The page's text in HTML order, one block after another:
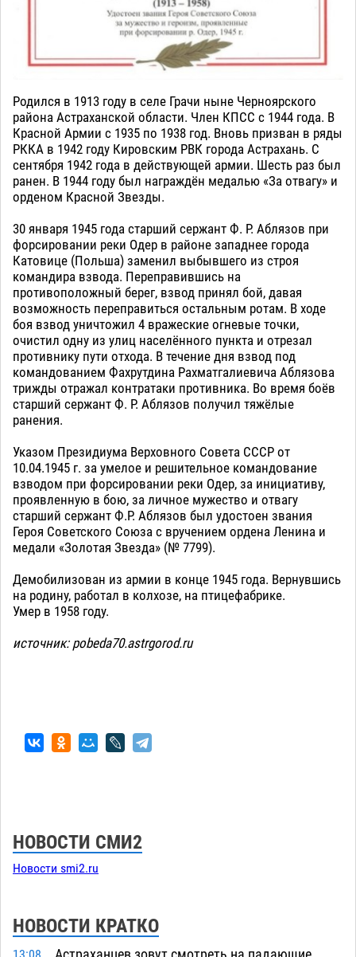
Родился в 1913 году в селе Грачи ныне Черноярского
района Астраханской области. Член КПСС с 1944 года. В
Красной Армии с 1935 по 1938 год. Вновь призван в ряды
РККА в 1942 году Кировским РВК города Астрахань. С
сентября 1942 года в действующей армии. Шесть раз был
ранен. В 1944 году был награждён медалью «За отвагу» и
орденом Красной Звезды.
30 января 1945 года старший сержант Ф. Р. Аблязов при
форсировании реки Одер в районе западнее города
Катовице (Польша) заменил выбывшего из строя
командира взвода. Переправившись на
противоположный берег, взвод принял бой, давая
возможность переправиться остальным ротам. В ходе
боя взвод уничтожил 4 вражеские огневые точки,
очистил одну из улиц населённого пункта и отрезал
противнику пути отхода. В течение дня взвод под
командованием Фахрутдина Рахматгалиевича Аблязова
трижды отражал контратаки противника. Во время боёв
старший сержант Ф. Р. Аблязов получил тяжёлые
ранения.
Указом Президиума Верховного Совета СССР от
10.04.1945 г. за умелое и решительное командование
взводом при форсировании реки Одер, за инициативу,
проявленную в бою, за личное мужество и отвагу
старший сержант Ф.Р. Аблязов был удостоен звания
Героя Советского Союза с вручением ордена Ленина и
медали «Золотая Звезда» (№ 7799).
Демобилизован из армии в конце 1945 года. Вернувшись
на родину, работал в колхозе, на птицефабрике.
Умер в 1958 году.
источник: pobeda70.astrgorod.ru
НОВОСТИ СМИ2
Новости smi2.ru
НОВОСТИ КРАТКО